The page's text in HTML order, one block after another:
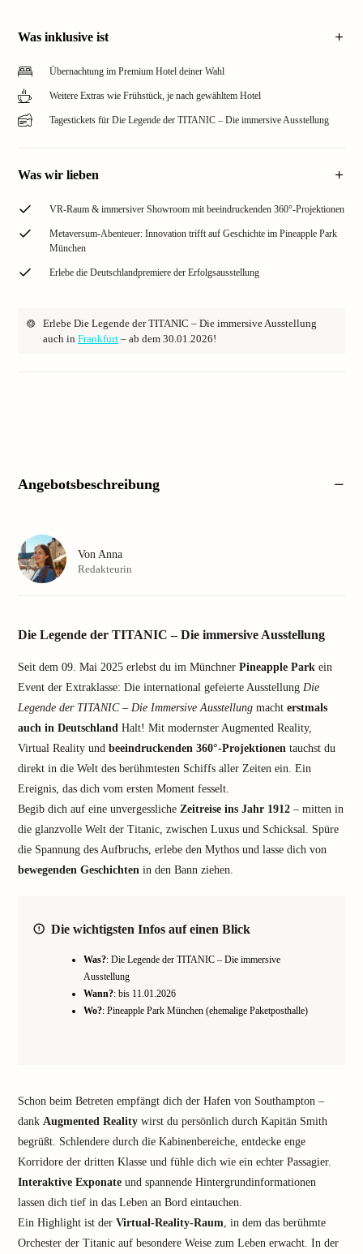
Was inklusive ist
Übernachtung im Premium Hotel deiner Wahl
Weitere Extras wie Frühstück, je nach gewähltem Hotel
Tagestickets für Die Legende der TITANIC – Die immersive Ausstellung
Was wir lieben
VR-Raum & immersiver Showroom mit beeindruckenden 360°-Projektionen
Metaversum-Abenteuer: Innovation trifft auf Geschichte im Pineapple Park
München
Erlebe die Deutschlandpremiere der Erfolgsausstellung
Erlebe Die Legende der TITANIC – Die immersive Ausstellung
auch in Frankfurt – ab dem 30.01.2026!
Angebotsbeschreibung
Die Legende der TITANIC – Die immersive Ausstellung
Seit dem 09. Mai 2025 erlebst du im Münchner Pineapple Park ein
Event der Extraklasse: Die international gefeierte Ausstellung Die
Legende der TITANIC – Die Immersive Ausstellung macht erstmals
auch in Deutschland Halt! Mit modernster Augmented Reality,
Virtual Reality und beeindruckenden 360°-Projektionen tauchst du
direkt in die Welt des berühmtesten Schiffs aller Zeiten ein. Ein
Ereignis, das dich vom ersten Moment fesselt.
Begib dich auf eine unvergessliche Zeitreise ins Jahr 1912 – mitten in
die glanzvolle Welt der Titanic, zwischen Luxus und Schicksal. Spüre
die Spannung des Aufbruchs, erlebe den Mythos und lasse dich von
bewegenden Geschichten in den Bann ziehen.
Die wichtigsten Infos auf einen Blick
Was?: Die Legende der TITANIC – Die immersive
Ausstellung
Wann?: bis 11.01.2026
Wo?: Pineapple Park München (ehemalige Paketposthalle)
Schon beim Betreten empfängt dich der Hafen von Southampton –
dank Augmented Reality wirst du persönlich durch Kapitän Smith
begrüßt. Schlendere durch die Kabinenbereiche, entdecke enge
Korridore der dritten Klasse und fühle dich wie ein echter Passagier.
Interaktive Exponate und spannende Hintergrundinformationen
lassen dich tief in das Leben an Bord eintauchen.
Ein Highlight ist der Virtual-Reality-Raum, in dem das berühmte
Orchester der Titanic auf besondere Weise zum Leben erwacht. In der
Von Anna
Redakteurin